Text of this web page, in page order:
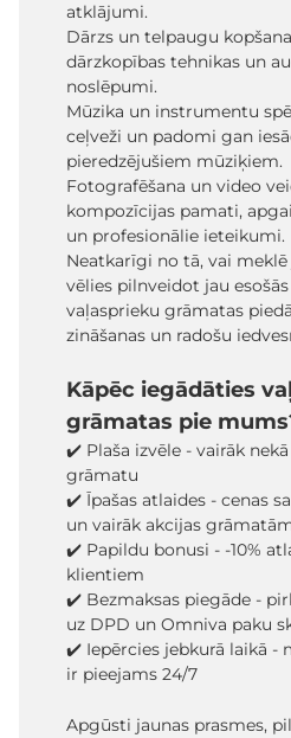
atklājumi.
Dārzs un telpaugu
dārzkopības tehnikas un
noslēpumi.
Mūzika un instrumentu
ceļveži un padomi gan
pieredzējušiem mūziķiem.
Fotografēšana un video
kompozīcijas pamati,
un profesionālie ieteikumi.
Neatkarīgi no tā, vai
vēlies pilnveidot jau
vaļasprieku grāmatas
zināšanas un radošu
Kāpēc iegādāties
grāmatas pie
✔️ Plaša izvēle - vairāk
grāmatu
✔️ Īpašas atlaides - cenas
un vairāk akcijas
✔️ Papildu bonusi - -10%
klientiem
✔️ Bezmaksas piegāde -
uz DPD un Omniva paku
✔️ Iepērcies jebkurā laikā -
ir pieejams 24/7
Apgūsti jaunas prasmes,